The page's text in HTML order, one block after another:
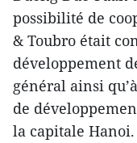
possibilité de
& Toubro était
développement
général ainsi
de
la capitale